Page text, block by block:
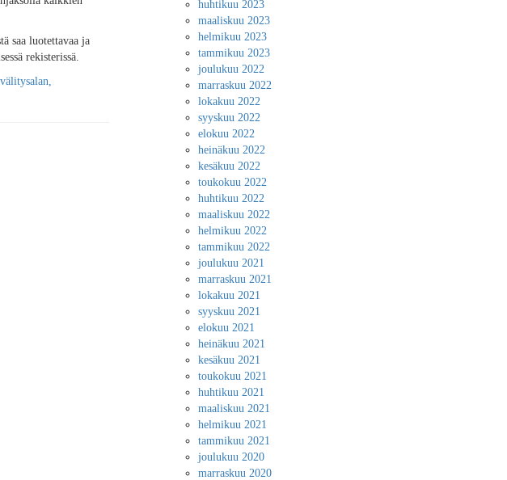
saa luotettavaa ja
rekisterissä.
huhtikuu 2023
maaliskuu 2023
helmikuu 2023
tammikuu 2023
joulukuu 2022
marraskuu 2022
lokakuu 2022
syyskuu 2022
elokuu 2022
heinäkuu 2022
kesäkuu 2022
toukokuu 2022
huhtikuu 2022
maaliskuu 2022
helmikuu 2022
tammikuu 2022
joulukuu 2021
marraskuu 2021
lokakuu 2021
syyskuu 2021
elokuu 2021
heinäkuu 2021
kesäkuu 2021
toukokuu 2021
huhtikuu 2021
maaliskuu 2021
helmikuu 2021
tammikuu 2021
joulukuu 2020
marraskuu 2020